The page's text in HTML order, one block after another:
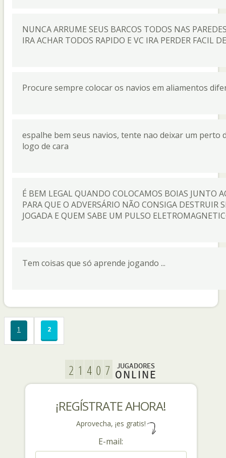
NUNCA ARRUME SEUS BARCOS TODOS NAS
IRA ACHAR TODOS RAPIDO E VC IRA PERDER FACIL
Procure sempre colocar os navios em aliamentos
espalhe bem seus navios, tente nao deixar um
logo de cara
É BEM LEGAL QUANDO COLOCAMOS BOIAS JUNTO
PARA QUE O ADVERSÁRIO NÃO CONSIGA
JOGADA E QUEM SABE UM PULSO
Tem coisas que só aprende jogando ...
1 2
JUGADORES
ONLINE
¡REGÍSTRATE AHORA!
Aprovecha, ¡es gratis!
E-mail: